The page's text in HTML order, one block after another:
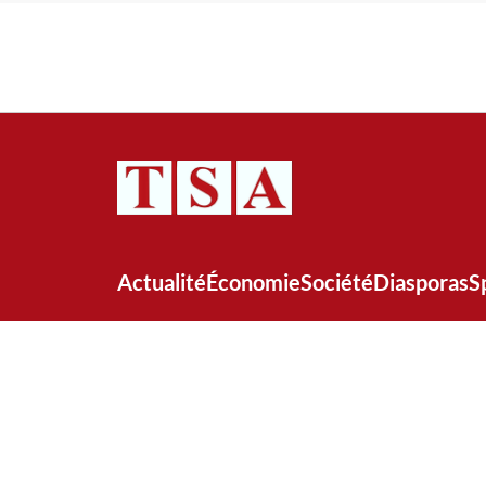
ActualitéÉconomieSociétéDiasporas